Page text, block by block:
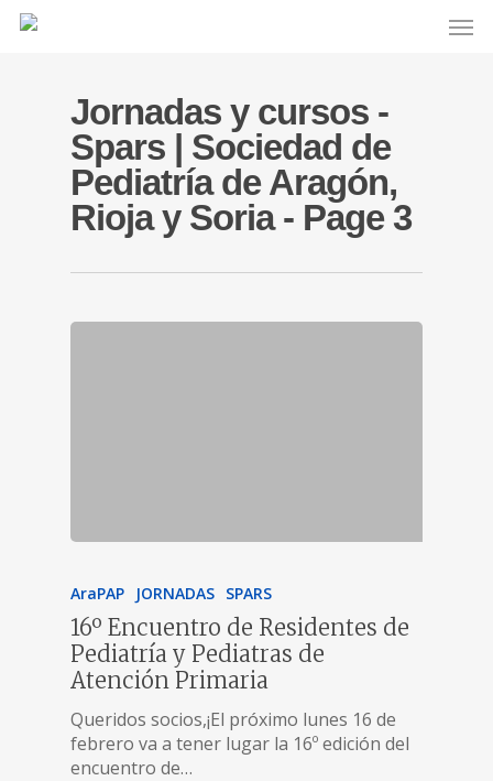
Jornadas y cursos -
Spars | Sociedad de
Pediatría de Aragón,
Rioja y Soria - Page 3
AraPAP JORNADAS SPARS
16º Encuentro de Residentes de
Pediatría y Pediatras de
Atención Primaria
Queridos socios,¡El próximo lunes 16 de
febrero va a tener lugar la 16º edición del
encuentro de…